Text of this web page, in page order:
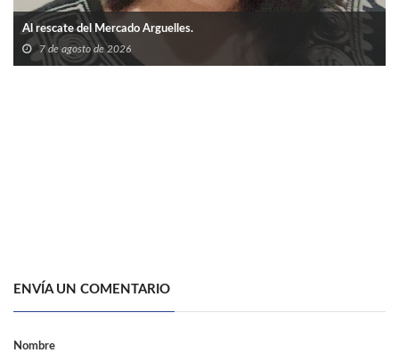
Al rescate del Mercado Arguelles.
7 de agosto de 2026
ENVÍA UN COMENTARIO
Nombre